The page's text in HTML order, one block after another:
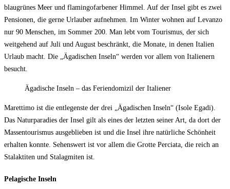
blaugrünes Meer und flamingofarbener Himmel. Auf der Insel gibt es zwei
Pensionen, die gerne Urlauber aufnehmen. Im Winter wohnen auf Levanzo
nur 90 Menschen, im Sommer 200. Man lebt vom Tourismus, der sich
weitgehend auf Juli und August beschränkt, die Monate, in denen Italien
Urlaub macht. Die „Ägadischen Inseln“ werden vor allem von Italienern
besucht.
Ägadische Inseln – das Feriendomizil der Italiener
Marettimo ist die entlegenste der drei „Ägadischen Inseln“ (Isole Egadi).
Das Naturparadies der Insel gilt als eines der letzten seiner Art, da dort der
Massentourismus ausgeblieben ist und die Insel ihre natürliche Schönheit
erhalten konnte. Sehenswert ist vor allem die Grotte Perciata, die reich an
Stalaktiten und Stalagmiten ist.
Pelagische Inseln